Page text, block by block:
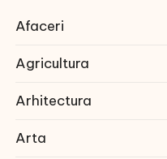
Afaceri
Agricultura
Arhitectura
Arta